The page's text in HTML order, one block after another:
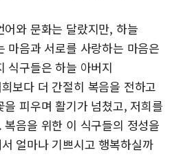
와 문화는 달랐지만, 하늘
마음과 서로를 사랑하는 마음은
식구들은 하늘 아버지
보다 더 간절히 복음을 전하고
피우며 활기가 넘쳤고, 저희를
음을 위한 이 식구들의 정성을
얼마나 기쁘시고 행복하실까